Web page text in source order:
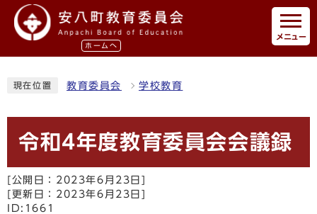
ホームへ
メニュー
現在位置 教育委員会 学校教育
令和4年度教育委員会会議録
[公開日：2023年6月23日]
[更新日：2023年6月23日]
ID:1661